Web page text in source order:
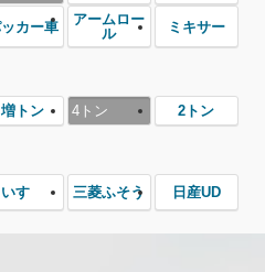
カー車
アームロー
ル
ミキサー
増トン 4トン 2トン
いすゞ 三菱ふそう 日産UD